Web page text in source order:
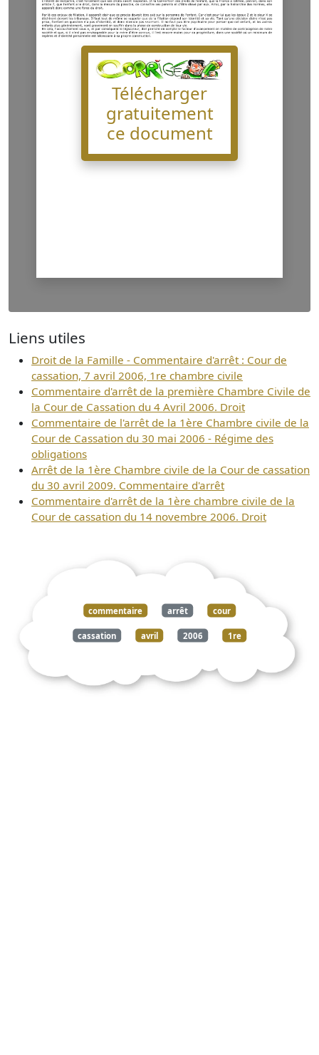
Télécharger
gratuitement
ce document
Liens utiles
Droit de la Famille - Commentaire d'arrêt : Cour de
cassation, 7 avril 2006, 1re chambre civile
Commentaire d'arrêt de la première Chambre Civile de
la Cour de Cassation du 4 Avril 2006. Droit
Commentaire de l'arrêt de la 1ère Chambre civile de la
Cour de Cassation du 30 mai 2006 - Régime des
obligations
Arrêt de la 1ère Chambre civile de la Cour de cassation
du 30 avril 2009. Commentaire d'arrêt
Commentaire d'arrêt de la 1ère chambre civile de la
Cour de cassation du 14 novembre 2006. Droit
commentaire arrêt cour
cassation avril 2006 1re